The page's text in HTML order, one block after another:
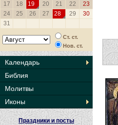
17
18 19 20 21 22
23
24
25 26 27 28 29
30
31
Ст. ст.
Нов. ст.
Календарь
Библия
Молитвы
Иконы
Праздники и посты